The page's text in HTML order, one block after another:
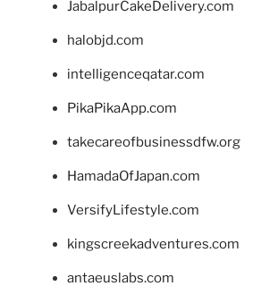
JabalpurCakeDelivery.com
halobjd.com
intelligenceqatar.com
PikaPikaApp.com
takecareofbusinessdfw.org
HamadaOfJapan.com
VersifyLifestyle.com
kingscreekadventures.com
antaeuslabs.com